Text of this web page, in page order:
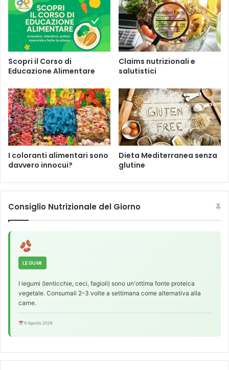
e
a
e
d
e
r
a
c
e
a
.
Scopri il Corso di
Educazione Alimentare
Claims nutrizionali e
salutistici
I coloranti alimentari sono
davvero innocui?
Dieta Mediterranea senza
glutine
Consiglio Nutrizionale del Giorno
LEGUMI
I legumi (lenticchie, ceci, fagioli) sono un'ottima fonte proteica
vegetale. Consumali 2–3 volte a settimana come alternativa alla
carne.
9 Agosto 2026